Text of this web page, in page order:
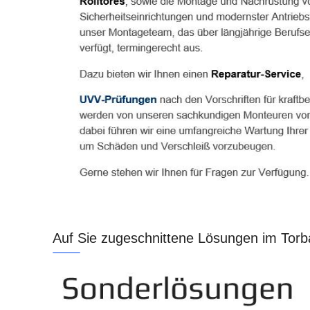
Auf Sie zugeschnittene Lösungen im